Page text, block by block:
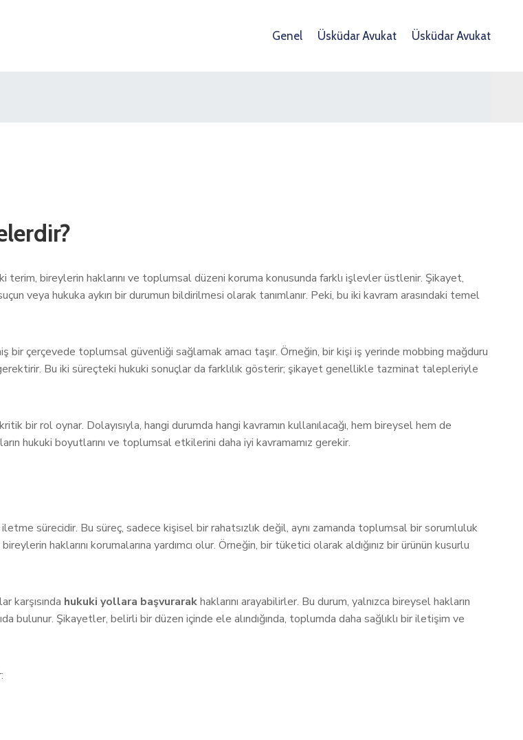
Genel Üsküdar Avukat Üsküdar Avukat
bireylerin haklarını ve toplumsal düzeni koruma konusunda farklı işlevler üstlenir. Şikayet,
veya hukuka aykırı bir durumun bildirilmesi olarak tanımlanır. Peki, bu iki kavram arasındaki temel
bir çerçevede toplumsal güvenliği sağlamak amacı taşır. Örneğin, bir kişi iş yerinde mobbing mağduru
Bu iki süreçteki hukuki sonuçlar da farklılık gösterir; şikayet genellikle tazminat talepleriyle
bir rol oynar. Dolayısıyla, hangi durumda hangi kavramın kullanılacağı, hem bireysel hem de
hukuki boyutlarını ve toplumsal etkilerini daha iyi kavramamız gerekir.
sürecidir. Bu süreç, sadece kişisel bir rahatsızlık değil, aynı zamanda toplumsal bir sorumluluk
haklarını korumalarına yardımcı olur. Örneğin, bir tüketici olarak aldığınız bir ürünün kusurlu
karşısında hukuki yollara başvurarakhaklarını arayabilirler. Bu durum, yalnızca bireysel hakların
bulunur. Şikayetler, belirli bir düzen içinde ele alındığında, toplumda daha sağlıklı bir iletişim ve